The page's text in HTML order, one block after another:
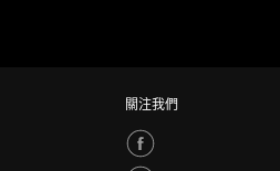
關注我們